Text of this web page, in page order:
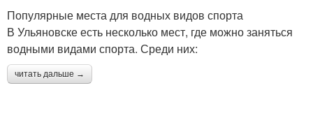
Популярные места для водных видов спорта
В Ульяновске есть несколько мест, где можно заняться
водными видами спорта. Среди них:
читать дальше →